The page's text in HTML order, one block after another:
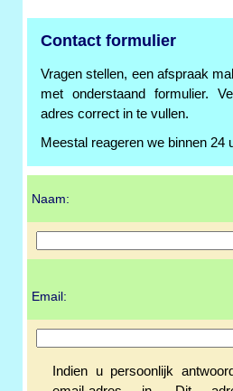
Contact formulier
Vragen stellen, een afspraak
met onderstaand formulier.
adres correct in te vullen.
Meestal reageren we binnen 24
Naam:
Email:
Indien u persoonlijk